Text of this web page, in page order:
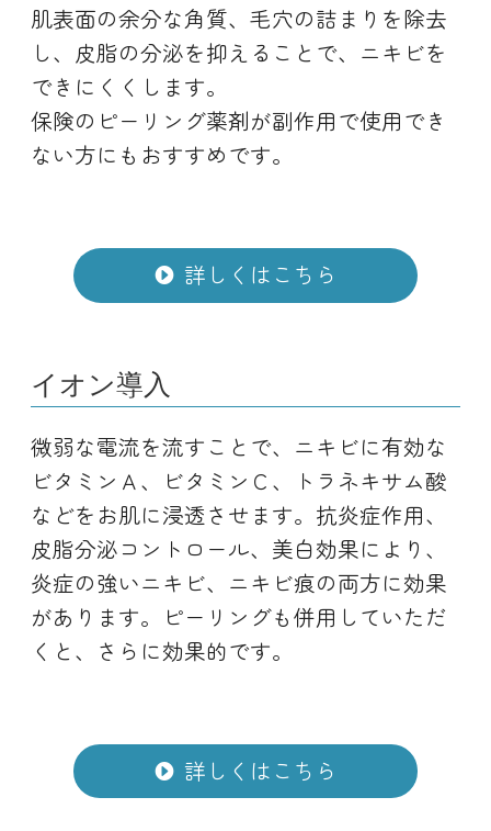
肌表面の余分な角質、毛穴の詰まりを除去
し、皮脂の分泌を抑えることで、ニキビを
できにくくします。
保険のピーリング薬剤が副作用で使用でき
ない方にもおすすめです。
詳しくはこちら
イオン導入
微弱な電流を流すことで、ニキビに有効な
ビタミンＡ、ビタミンＣ、トラネキサム酸
などをお肌に浸透させます。抗炎症作用、
皮脂分泌コントロール、美白効果により、
炎症の強いニキビ、ニキビ痕の両方に効果
があります。ピーリングも併用していただ
くと、さらに効果的です。
詳しくはこちら